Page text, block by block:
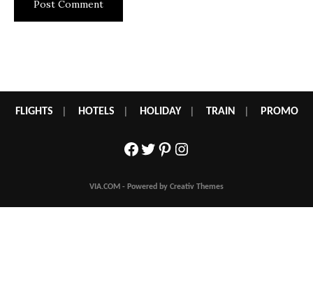
FLIGHTS HOTELS HOLIDAY| TRAIN PROMO
Facebook
Twitter
Pinterest
Instagram
VIA.COM - Powered by Creativ Themes